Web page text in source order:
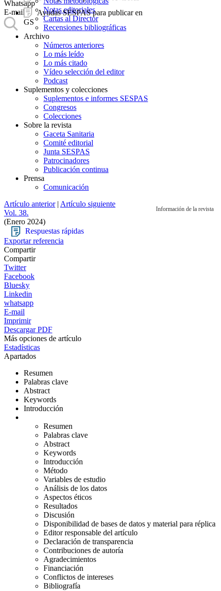
Ayudas SESPAS para publicar en
GS
Whatsapp
E-mail
Notas editoriales
Cartas al Director
Recensiones bibliográficas
Archivo
Números anteriores
Lo más leído
Lo más citado
Vídeo selección del editor
Podcast
Suplementos y colecciones
Suplementos e informes SESPAS
Congresos
Colecciones
Sobre la revista
Gaceta Sanitaria
Comité editorial
Junta SESPAS
Patrocinadores
Publicación continua
Prensa
Comunicación
Información de la revista
Artículo anterior| Artículo siguiente
Vol. 38.
(Enero 2024)
Respuestas rápidas
Exportar referencia
Compartir
Compartir
Twitter
Facebook
Bluesky
Linkedin
whatsapp
E-mail
Imprimir
Descargar PDF
Más opciones de artículo
Estadísticas
Apartados
Resumen
Palabras clave
Abstract
Keywords
Introducción
Resumen
Palabras clave
Abstract
Keywords
Introducción
Método
Variables de estudio
Análisis de los datos
Aspectos éticos
Resultados
Discusión
Disponibilidad de bases de datos y material para réplica
Editor responsable del artículo
Declaración de transparencia
Contribuciones de autoría
Agradecimientos
Financiación
Conflictos de intereses
Bibliografía